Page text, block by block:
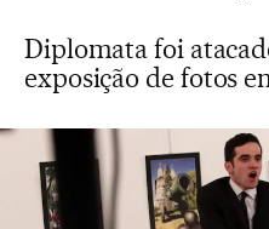
Diplomata foi
exposição de fotos